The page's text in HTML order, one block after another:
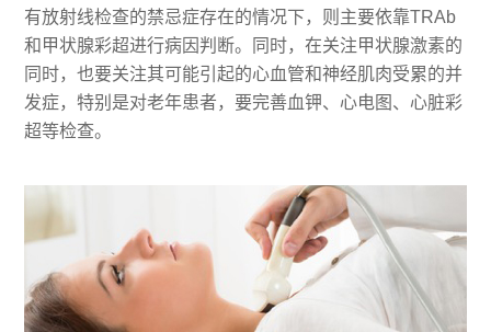
有放射线检查的禁忌症存在的情况下，则主要依靠TRAb
和甲状腺彩超进行病因判断。同时，在关注甲状腺激素的
同时，也要关注其可能引起的心血管和神经肌肉受累的并
发症，特别是对老年患者，要完善血钾、心电图、心脏彩
超等检查。